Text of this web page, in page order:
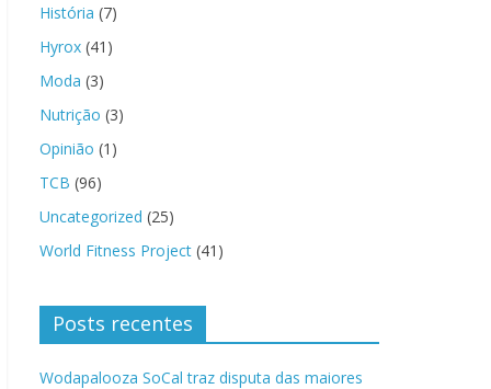
História (7)
Hyrox (41)
Moda (3)
Nutrição (3)
Opinião (1)
TCB (96)
Uncategorized (25)
World Fitness Project (41)
Posts recentes
Wodapalooza SoCal traz disputa das maiores